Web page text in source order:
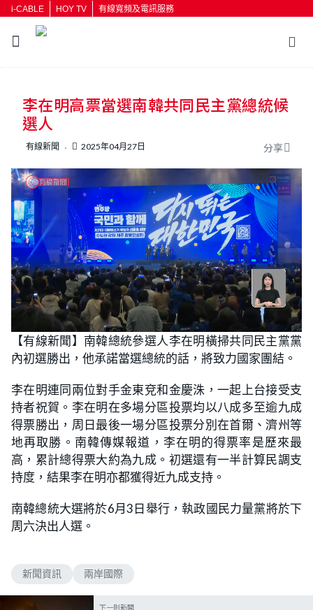
i-CABLE HOY TV 有線寬頻及電訊服務
按輸入鍵開始搜尋
李在明高票當選南韓共同民主黨總統候
選人
有線新聞 2025年04月27日 分享
U
n
m
t
e
L
o
a
d
e
d
9
.
0
9
%
【有線新聞】南韓總統參選人李在明橫掃共同民主黨黨
內初選勝出，他承諾當選總統的話，將致力國家團結。
李在明連同兩位對手金東兗和金慶洙，一起上台接受支
持者祝賀。李在明在多場分區投票均以八成多至逾九成
得票勝出，周日最後一場分區投票分別在首爾、濟州等
地再取勝。南韓傳媒報道，李在明的得票率是歷來最
高，累計總得票大約為九成。初選還有一半計算民調支
持度，結果李在明亦都獲得近九成支持。
南韓總統大選將於6月3日舉行，執政國民力量黨將於下
周六決出人選。
新聞資訊 兩岸國際
下一則新聞